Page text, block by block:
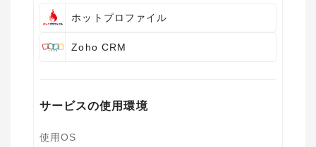
ホットプロファイル
Zoho CRM
サービスの使用環境
使用OS